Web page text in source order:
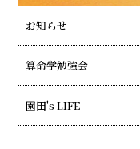
お知らせ
算命学勉強会
園田's LIFE